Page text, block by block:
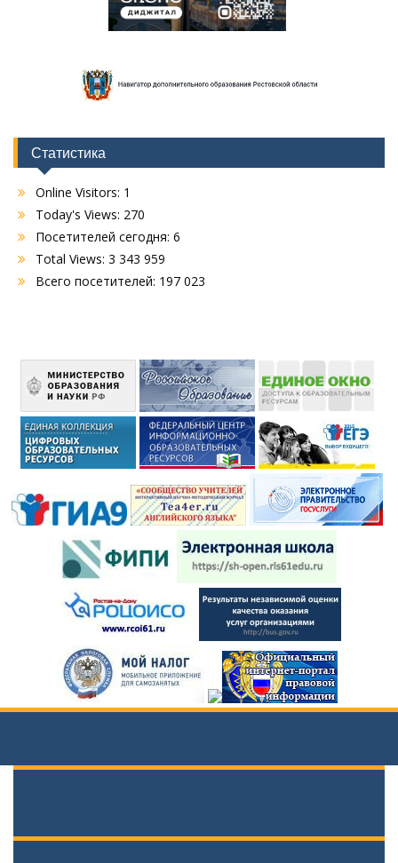
Статистика
Online Visitors: 1
Today's Views: 270
Посетителей сегодня: 6
Total Views: 3 343 959
Всего посетителей: 197 023